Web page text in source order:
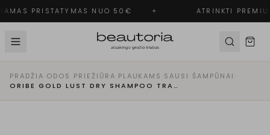
PRISTATYMAS NUO 50€ ✦ ATRINKTI
PRADŽIA·ODOS PRIEŽIŪRA·PLAUKAMS ·SAUSI ŠAMPŪNAI ·
ORIBE GOLD LUST DRY SHAMPOO TRAVEL SIZE SAUSAS ŠAMPŪNAS